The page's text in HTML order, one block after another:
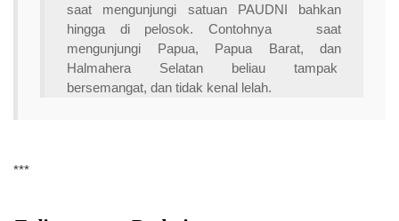
saat mengunjungi satuan PAUDNI bahkan
hingga di pelosok. Contohnya
saat
mengunjungi Papua, Papua Barat, dan
Halmahera Selatan beliau tampak
bersemangat, dan tidak kenal lelah.
***